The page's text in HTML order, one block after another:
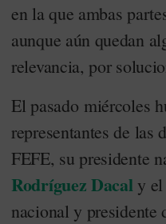
en la que ambas
aunque aún quedan
relevancia, por
El pasado miércoles
representantes de las
FEFE, su presidente
Rodríguez Dacaly el
nacional y presidente